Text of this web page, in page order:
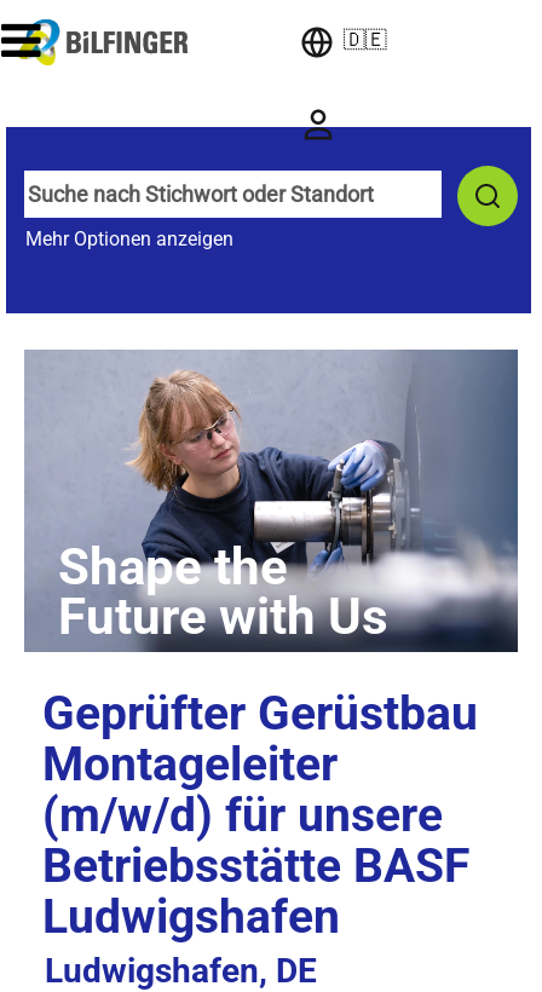
🇩🇪
Mehr Optionen anzeigen
Geprüfter Gerüstbau
Montageleiter
(m/w/d) für unsere
Betriebsstätte BASF
Ludwigshafen
Ludwigshafen, DE